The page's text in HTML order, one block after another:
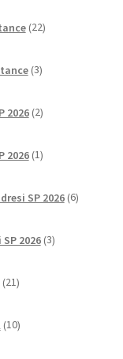
22izdelkov
3izdelki
2026 2izdelka
2026 1izdelek
SP 2026 6izdelkov
2026 3izdelki
21izdelkov
10izdelkov